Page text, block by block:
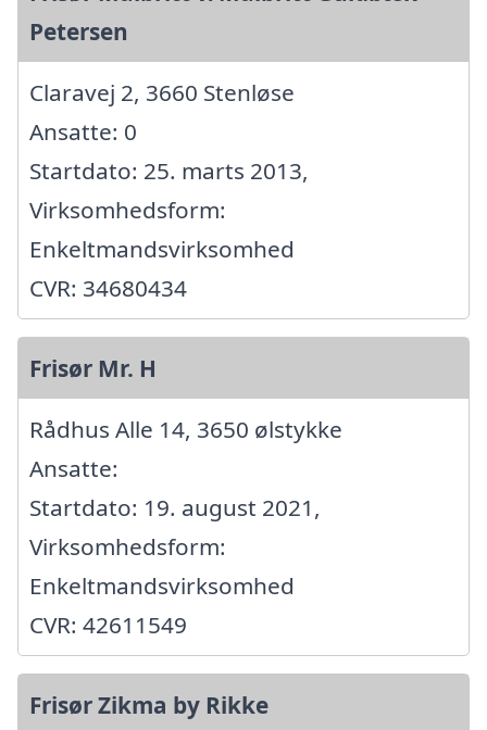
Petersen
Claravej 2, 3660 Stenløse
Ansatte: 0
Startdato: 25. marts 2013,
Virksomhedsform:
Enkeltmandsvirksomhed
CVR: 34680434
Frisør Mr. H
Rådhus Alle 14, 3650 ølstykke
Ansatte:
Startdato: 19. august 2021,
Virksomhedsform:
Enkeltmandsvirksomhed
CVR: 42611549
Frisør Zikma by Rikke